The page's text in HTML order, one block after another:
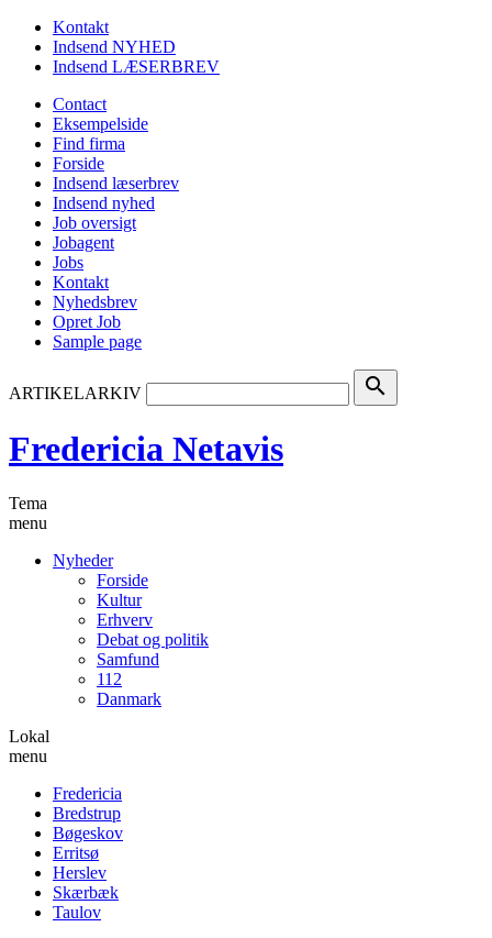
Kontakt
Indsend NYHED
Indsend LÆSERBREV
Contact
Eksempelside
Find firma
Forside
Indsend læserbrev
Indsend nyhed
Job oversigt
Jobagent
Jobs
Kontakt
Nyhedsbrev
Opret Job
Sample page
ARTIKELARKIV search
Fredericia Netavis
Tema
menu
Nyheder
Forside
Kultur
Erhverv
Debat og politik
Samfund
112
Danmark
Lokal
menu
Fredericia
Bredstrup
Bøgeskov
Erritsø
Herslev
Skærbæk
Taulov